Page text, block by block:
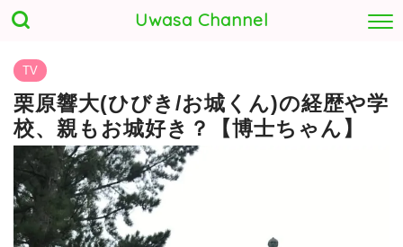
Uwasa Channel
TV
栗原響大(ひびき/お城くん)の経歴や学
校、親もお城好き？【博士ちゃん】